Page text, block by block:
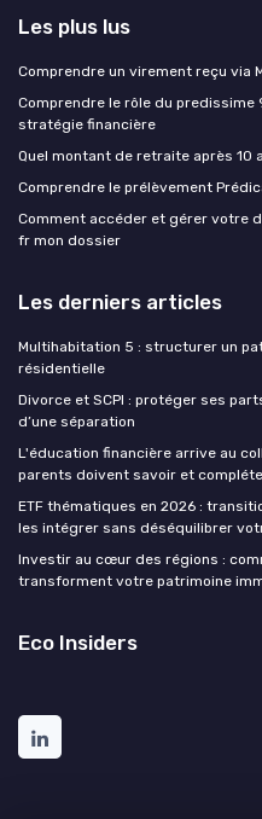
Les plus lus
Comprendre un virement reçu via
Comprendre le rôle du
stratégie financière
Quel montant de retraite après 10
Comprendre le prélèvement
Comment accéder et gérer votre
fr mon dossier
Les derniers articles
Multihabitation 5 : structurer un
résidentielle
Divorce et SCPI : protéger ses
d’une séparation
L'éducation financière arrive au
parents doivent savoir et
ETF thématiques en 2026 :
les intégrer sans déséquilibrer
Investir au cœur des régions :
transforment votre patrimoine
Eco Insiders